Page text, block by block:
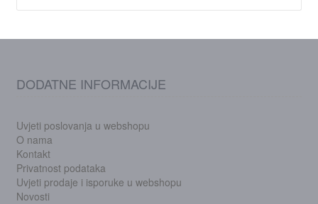
DODATNE INFORMACIJE
Uvjeti poslovanja u webshopu
O nama
Kontakt
Privatnost podataka
Uvjeti prodaje i isporuke u webshopu
Novosti